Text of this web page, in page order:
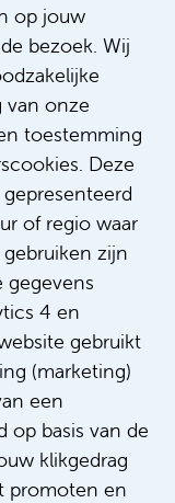
op jouw
bezoek. Wij
van onze
toestemming
Deze
of regio waar
zijn
gegevens
4 en
gebruikt
(marketing)
een
op basis van de
klikgedrag
promoten en
contact